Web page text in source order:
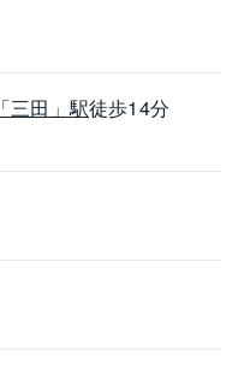
「三田」駅徒歩14分